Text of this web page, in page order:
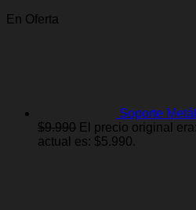
En Oferta
Soporte
$9.990 El precio original
actual es: $5.990.